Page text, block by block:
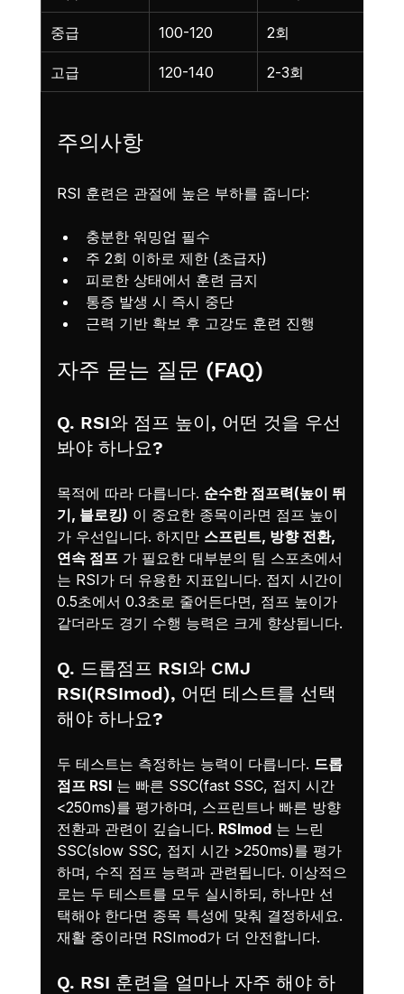
중급 100-120 2회
고급 120-140 2-3회
주의사항
RSI 훈련은 관절에 높은 부하를 줍니다:
충분한 워밍업 필수
주 2회 이하로 제한 (초급자)
피로한 상태에서 훈련 금지
통증 발생 시 즉시 중단
근력 기반 확보 후 고강도 훈련 진행
자주 묻는 질문 (FAQ)
Q. RSI와 점프 높이, 어떤 것을 우선
봐야 하나요?
목적에 따라 다릅니다. 순수한 점프력(높이 뛰
기, 블로킹) 이 중요한 종목이라면 점프 높이
가 우선입니다. 하지만 스프린트, 방향 전환,
연속 점프 가 필요한 대부분의 팀 스포츠에서
는 RSI가 더 유용한 지표입니다. 접지 시간이
0.5초에서 0.3초로 줄어든다면, 점프 높이가
같더라도 경기 수행 능력은 크게 향상됩니다.
Q. 드롭점프 RSI와 CMJ
RSI(RSImod), 어떤 테스트를 선택
해야 하나요?
두 테스트는 측정하는 능력이 다릅니다. 드롭
점프 RSI 는 빠른 SSC(fast SSC, 접지 시간
<250ms)를 평가하며, 스프린트나 빠른 방향
전환과 관련이 깊습니다. RSImod 는 느린
SSC(slow SSC, 접지 시간 >250ms)를 평가
하며, 수직 점프 능력과 관련됩니다. 이상적으
로는 두 테스트를 모두 실시하되, 하나만 선
택해야 한다면 종목 특성에 맞춰 결정하세요.
재활 중이라면 RSImod가 더 안전합니다.
Q. RSI 훈련을 얼마나 자주 해야 하